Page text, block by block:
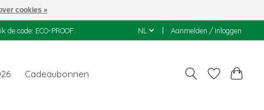
code: ECO-PROOF. NL Aanmelden / Inloggen
Cadeaubonnen
cookies »